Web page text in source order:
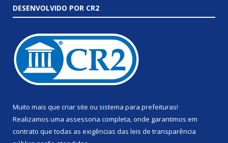
DESENVOLVIDO POR CR2
Muito mais que criar site ou sistema para prefeituras!
Realizamos uma assessoria completa, onde garantimos em
contrato que todas as exigências das leis de transparência